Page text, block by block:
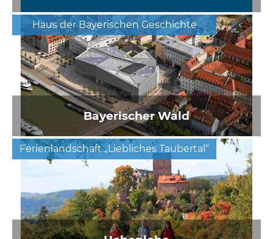
Haus der Bayerischen Geschichte
Bayerischer Wald
Ferienlandschaft „Liebliches Taubertal“